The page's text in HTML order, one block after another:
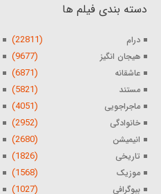
دسته بندی فیلم ها
درام (22811)
هیجان انگیز (9677)
عاشقانه (6871)
مستند (5821)
ماجراجویی (4051)
خانوادگی (2952)
انیمیشن (2680)
تاریخی (1826)
موزیک (1568)
بیوگرافی (1027)